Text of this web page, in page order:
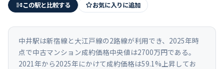
この駅と比較する
お気に入りに追加
中井駅は新宿線と大江戸線の2路線が利用でき、2025年時
点で中古マンション成約価格中央値は2700万円である。
2021年から2025年にかけて成約価格は59.1%上昇してお